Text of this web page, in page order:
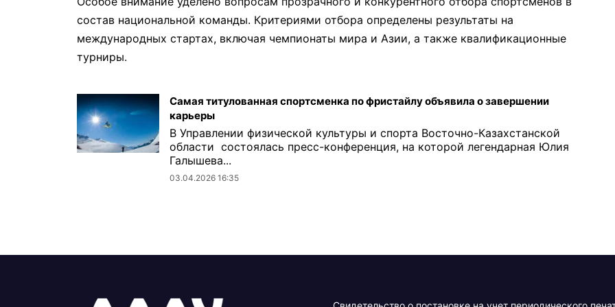
состав национальной команды. Критериями отбора определены результаты на
международных стартах, включая чемпионаты мира и Азии, а также квалификационные
турниры.
Самая титулованная спортсменка по фристайлу объявила о завершении
карьеры
В Управлении физической культуры и спорта Восточно-Казахстанской
области состоялась пресс-конференция, на которой легендарная Юлия
Галышева...
03.04.2026 16:35